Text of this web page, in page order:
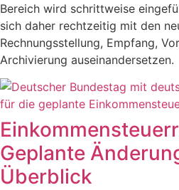
Bereich wird schrittweise
sich daher rechtzeitig mit den
Rechnungsstellung, Empfang,
Archivierung auseinandersetzen.
Geplante
Überblick